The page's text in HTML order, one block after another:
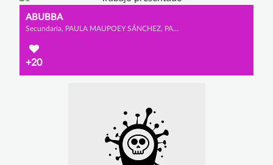
ABUBBA
Secundaria, PAULA MAUPOEY SÁNCHEZ, PAULA VÁZQUEZ DURÁN y LAURA FONSECA ORTÉS
+20